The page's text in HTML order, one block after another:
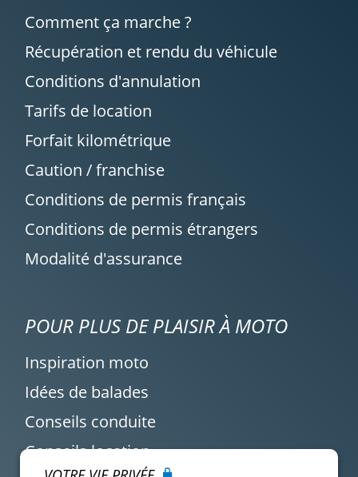
Comment ça marche ?
Récupération et rendu du véhicule
Conditions d'annulation
Tarifs de location
Forfait kilométrique
Caution / franchise
Conditions de permis français
Conditions de permis étrangers
Modalité d'assurance
POUR PLUS DE PLAISIR À MOTO
Inspiration moto
Idées de balades
Conseils conduite
Conseils location